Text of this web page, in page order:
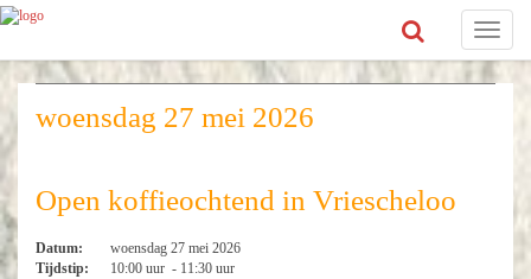
Toggle
woensdag 27 mei 2026
Open koffieochtend in Vriescheloo
Datum:
woensdag 27 mei 2026
Tijdstip:
10:00 uur - 11:30 uur